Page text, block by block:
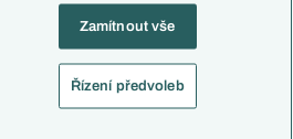
Zamítnout vše
Řízení předvoleb